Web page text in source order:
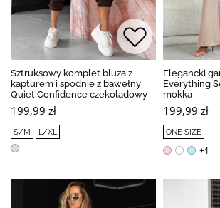
Sztruksowy komplet bluza z
kapturem i spodnie z bawełny
Quiet Confidence czekoladowy
199,99 zł
S/M L/XL
Elegancki
Everything
mokka
199,99 zł
ONE SIZE
+1